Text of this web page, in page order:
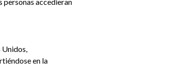
Unidos,
en la